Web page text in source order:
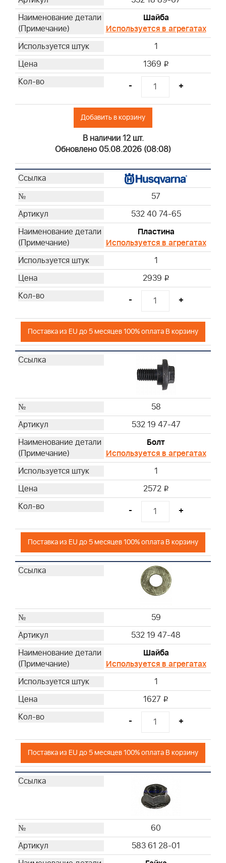
Шайба
Используется в агрегатах
1
1369 i
- +
Добавить в корзину
В наличии 12 шт.
Обновлено 05.08.2026 (08:08)
57
532 40 74-65
Пластина
Используется в агрегатах
1
2939 i
- +
Поставка из EU до 5 месяцев 100% оплата В корзину
58
532 19 47-47
Болт
Используется в агрегатах
1
2572 i
- +
Поставка из EU до 5 месяцев 100% оплата В корзину
59
532 19 47-48
Шайба
Используется в агрегатах
1
1627 i
- +
Поставка из EU до 5 месяцев 100% оплата В корзину
60
583 61 28-01